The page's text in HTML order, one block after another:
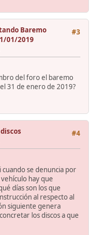
#3
Baremo
01/2019
del foro el baremo
31 de enero de 2019?
#4
se denuncia por
hay que
días son los que
al respecto al
siguiente genera
los discos a que